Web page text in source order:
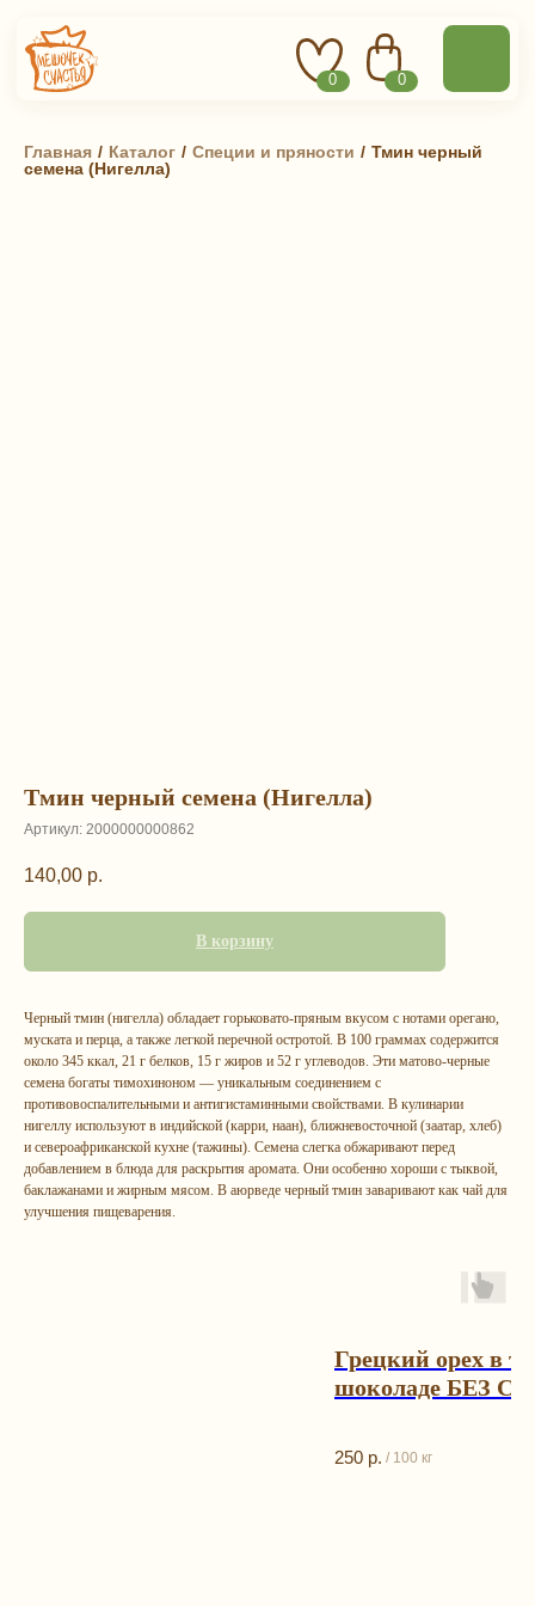
Главная / Каталог / Специи и пряности / Тмин черный
семена (Нигелла)
Тмин черный семена (Нигелла)
Артикул: 2000000000862
140,00 р.
В корзину
Черный тмин (нигелла) обладает горьковато-пряным вкусом с нотами орегано,
муската и перца, а также легкой перечной остротой. В 100 граммах содержится
около 345 ккал, 21 г белков, 15 г жиров и 52 г углеводов. Эти матово-черные
семена богаты тимохиноном — уникальным соединением с
противовоспалительными и антигистаминными свойствами. В кулинарии
нигеллу используют в индийской (карри, наан), ближневосточной (заатар, хлеб)
и североафриканской кухне (тажины). Семена слегка обжаривают перед
добавлением в блюда для раскрытия аромата. Они особенно хороши с тыквой,
баклажанами и жирным мясом. В аюрведе черный тмин заваривают как чай для
улучшения пищеварения.
Грецкий орех в
шоколаде БЕЗ
250 р. / 100 кг
Остались
вопрос